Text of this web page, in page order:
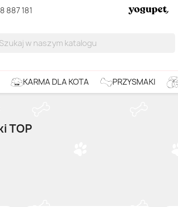
887 181
KARMA DLA KOTA PRZYSMAKI
TOP